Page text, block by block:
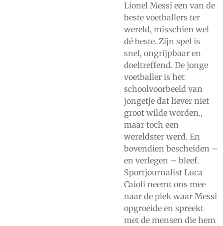
Lionel Messi een van de
beste voetballers ter
wereld, misschien wel
dé beste. Zijn spel is
snel, ongrijpbaar en
doeltreffend. De jonge
voetballer is het
schoolvoorbeeld van
jongetje dat liever niet
groot wilde worden.,
maar toch een
wereldster werd. En
bovendien bescheiden –
en verlegen – bleef.
Sportjournalist Luca
Caioli neemt ons mee
naar de plek waar Messi
opgroeide en spreekt
met de mensen die hem